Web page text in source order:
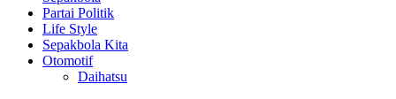
Partai Politik
Life Style
Sepakbola Kita
Otomotif
Daihatsu